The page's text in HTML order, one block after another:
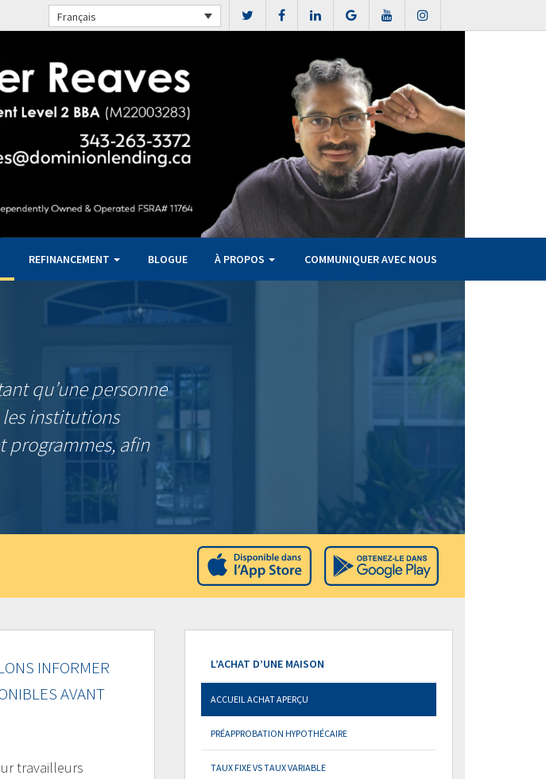
Français
REFINANCEMENT BLOGUE À PROPOS COMMUNIQUER AVEC NOUS
qu’une personne
les institutions
programmes, afin
INFORMER
AVANT
travailleurs
L’ACHAT D’UNE MAISON
ACCUEIL ACHAT APERÇU
PRÉAPPROBATION HYPOTHÉCAIRE
TAUX FIXE VS TAUX VARIABLE